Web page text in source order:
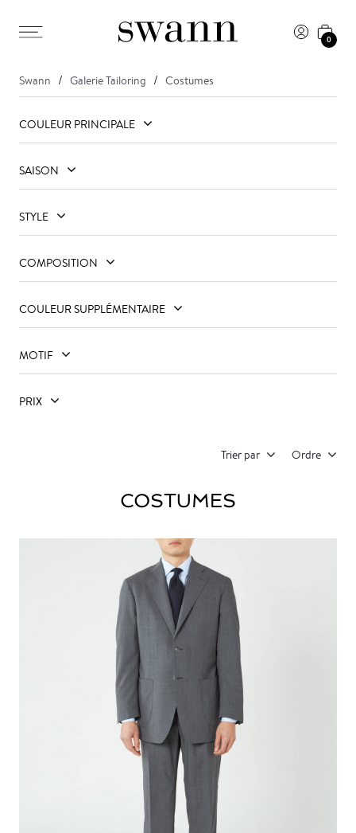
0
Swann Galerie Tailoring Costumes
COULEUR PRINCIPALE
SAISON
STYLE
COMPOSITION
COULEUR SUPPLÉMENTAIRE
MOTIF
PRIX
Trier par Ordre
COSTUMES